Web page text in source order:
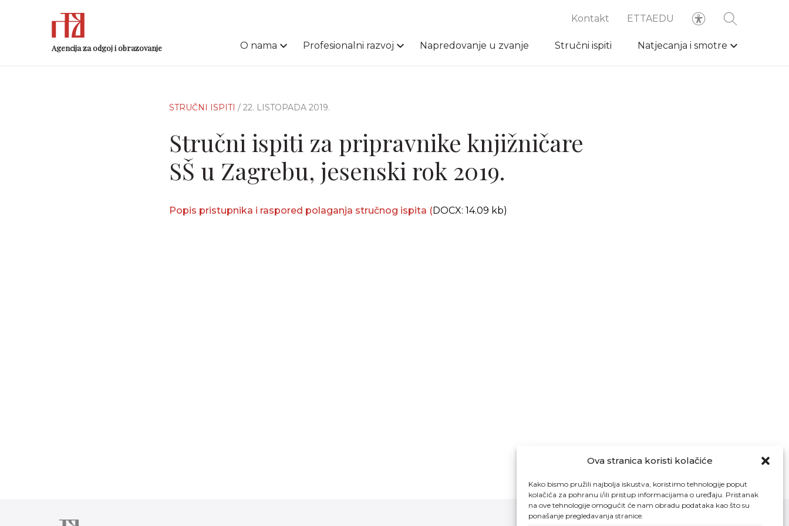
Ova stranica koristi kolačiće
Kako bismo pružili najbolja iskustva, koristimo tehnologije poput
kolačića za pohranu i/ili pristup informacijama o uređaju. Pristanak
na ove tehnologije omogućit će nam obradu podataka kao što su
ponašanje pregledavanja stranice.
Agencija za odgoj i obrazovanje
Kontakt ETTAEDU
O nama Profesionalni razvoj Napredovanje u zvanje Stručni ispiti Natjecanja i smotre
STRUČNI ISPITI / 22. LISTOPADA 2019.
Stručni ispiti za pripravnike knjižničare
SŠ u Zagrebu, jesenski rok 2019.
Popis pristupnika i raspored polaganja stručnog ispita (DOCX: 14.09 kb)